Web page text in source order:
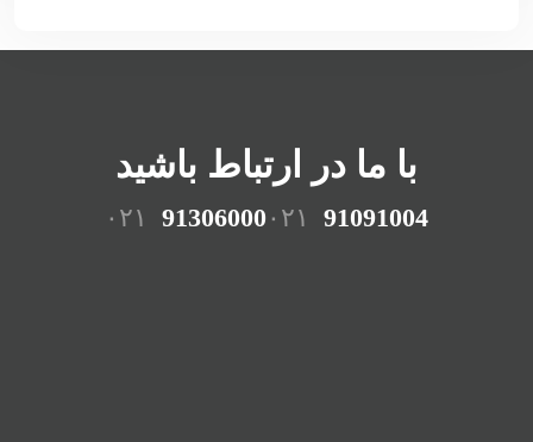
با ما در ارتباط باشید
۰۲۱ 91091004 ۰۲۱ 91306000